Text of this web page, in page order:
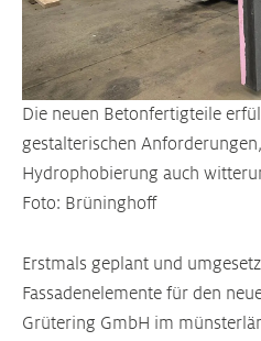
Die neuen Betonfertigteile
gestalterischen
Hydrophobierung auch
Foto: Brüninghoff
Erstmals geplant und
Fassadenelemente für den
Grütering GmbH im